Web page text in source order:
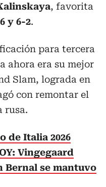
, favorita
y 6-2.
para tercera
ahora era su mejor
Slam, lograda en
con remontar el
rusa.
de Italia 2026
Vingegaard
Bernal se mantuvo